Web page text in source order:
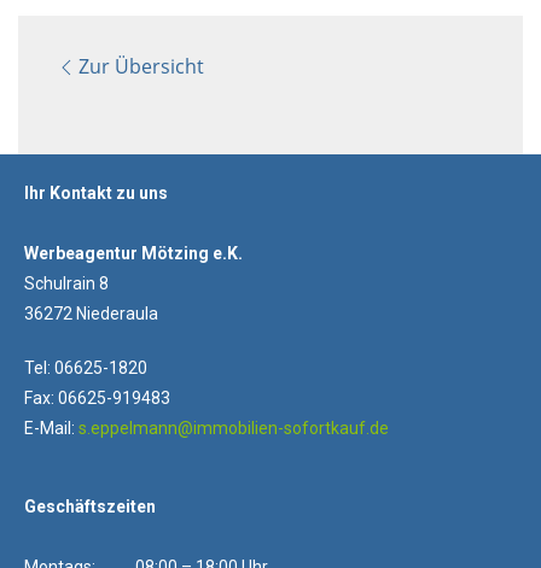
Zur Übersicht
Ihr Kontakt zu uns
Werbeagentur Mötzing e.K.
Schulrain 8
36272 Niederaula
Tel: 06625-1820
Fax: 06625-919483
E-Mail: s.eppelmann@immobilien-sofortkauf.de
Geschäftszeiten